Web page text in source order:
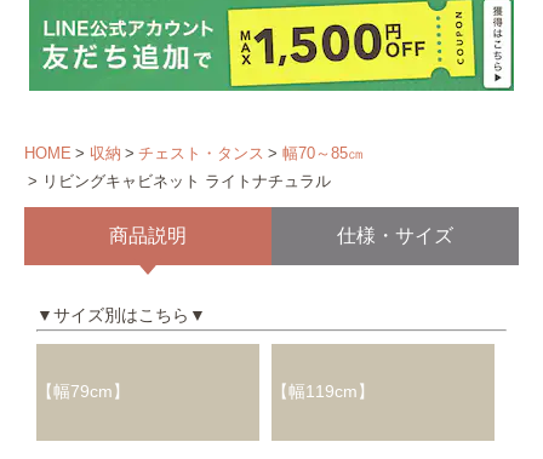
HOME 収納 チェスト・タンス
幅70～85㎝
リビングキャビネット ライトナチュラル
商品説明 仕様・サイズ
▼サイズ別はこちら▼
【幅79cm】 【幅119cm】